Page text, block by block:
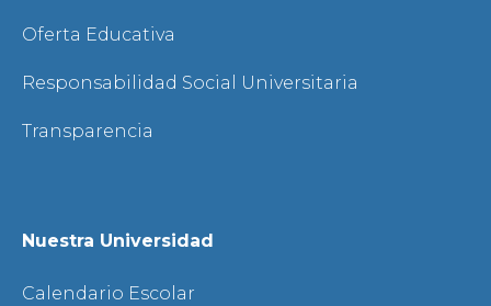
Oferta Educativa
Responsabilidad Social Universitaria
Transparencia
Nuestra Universidad
Calendario Escolar